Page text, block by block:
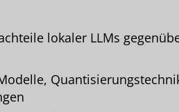
lokaler LLMs